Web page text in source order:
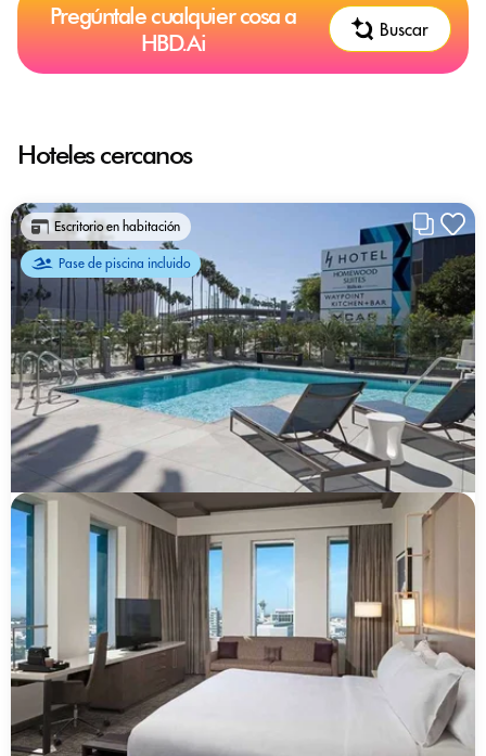
Pregúntale cualquier cosa a
HBD.Ai
Buscar
Hoteles cercanos
Escritorio en habitación
Pase de piscina incluido